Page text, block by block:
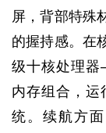
屏，背部特殊
的握持感。在
级十核处理
内存组合，运
统。续航方